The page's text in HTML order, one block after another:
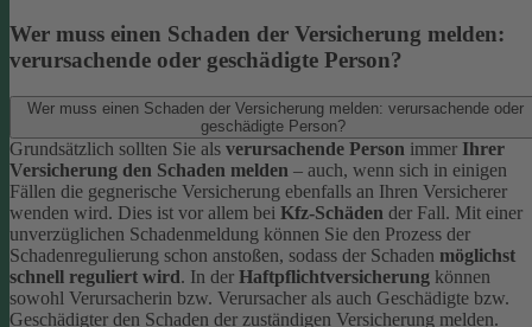
Wer muss einen Schaden der Versicherung melden:
verursachende oder geschädigte Person?
Wer muss einen Schaden der Versicherung melden: verursachende oder
geschädigte Person?
Grundsätzlich sollten Sie als verursachende Person immer Ihrer
Versicherung den Schaden melden – auch, wenn sich in einigen
Fällen die gegnerische Versicherung ebenfalls an Ihren Versicherer
wenden wird. Dies ist vor allem bei Kfz-Schäden der Fall. Mit einer
unverzüglichen Schadenmeldung können Sie den Prozess der
Schadenregulierung schon anstoßen, sodass der Schaden möglichst
schnell reguliert wird. In der Haftpflichtversicherung können
sowohl Verursacherin bzw. Verursacher als auch Geschädigte bzw.
Geschädigter den Schaden der zuständigen Versicherung melden.